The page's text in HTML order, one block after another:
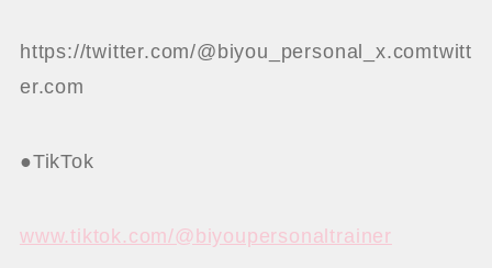
https://twitter.com/@biyou_personal_x.comtwitt
er.com
●TikTok
www.tiktok.com/@biyoupersonaltrainer